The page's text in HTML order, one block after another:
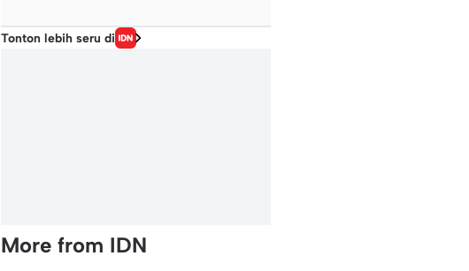
Tonton lebih seru di
More from IDN